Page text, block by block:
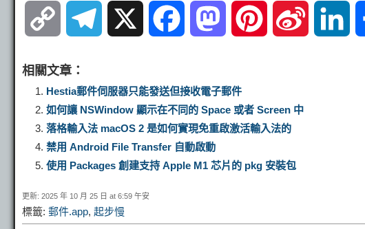
p
y
L
i
l
e
g
r
c
e
b
s
t
o
t
e
相關文章：
Hestia郵件伺服器只能發送但接收電子郵件
如何讓 NSWindow 顯示在不同的 Space 或者 Screen 中
落格輸入法 macOS 2 是如何實現免重啟激活輸入法的
禁用 Android File Transfer 自動啟動
使用 Packages 創建支持 Apple M1 芯片的 pkg 安裝包
更新: 2025 年 10 月 25 日 at 6:59 午安
標籤: 郵件.app, 起步慢